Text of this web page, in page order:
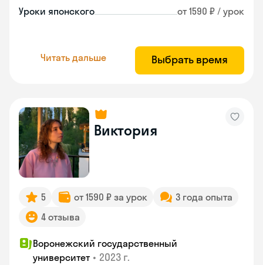
Уроки японского от 1590 ₽ / урок
Читать дальше Выбрать время
Виктория
5 от 1590 ₽ за урок
3 года опыта
4 отзыва
Воронежский государственный
университет • 2023 г.